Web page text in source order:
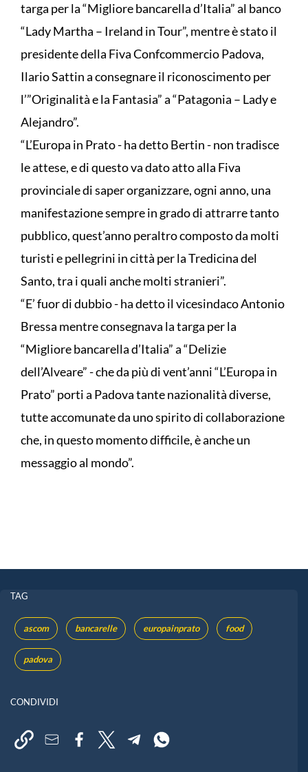
targa per la “Migliore bancarella d’Italia” al banco
“Lady Martha – Ireland in Tour”, mentre è stato il
presidente della Fiva Confcommercio Padova,
Ilario Sattin a consegnare il riconoscimento per
l’”Originalità e la Fantasia” a “Patagonia – Lady e
Alejandro”.
“L’Europa in Prato - ha detto Bertin - non tradisce
le attese, e di questo va dato atto alla Fiva
provinciale di saper organizzare, ogni anno, una
manifestazione sempre in grado di attrarre tanto
pubblico, quest’anno peraltro composto da molti
turisti e pellegrini in città per la Tredicina del
Santo, tra i quali anche molti stranieri”.
“E’ fuor di dubbio - ha detto il vicesindaco Antonio
Bressa mentre consegnava la targa per la
“Migliore bancarella d’Italia” a “Delizie
dell’Alveare” - che da più di vent’anni “L’Europa in
Prato” porti a Padova tante nazionalità diverse,
tutte accomunate da uno spirito di collaborazione
che, in questo momento difficile, è anche un
messaggio al mondo”.
TAG
ascom bancarelle europainprato food
padova
CONDIVIDI